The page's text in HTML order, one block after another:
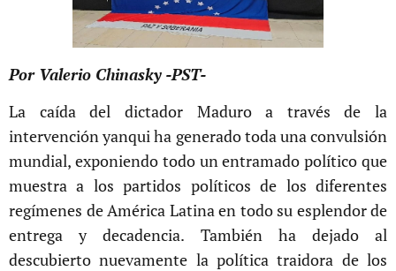
Por Valerio Chinasky -PST-
La caída del dictador Maduro a través de la
intervención yanqui ha generado toda una convulsión
mundial, exponiendo todo un entramado político que
muestra a los partidos políticos de los diferentes
regímenes de América Latina en todo su esplendor de
entrega y decadencia. También ha dejado al
descubierto nuevamente la política traidora de los